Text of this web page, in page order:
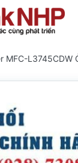
L3745CDW